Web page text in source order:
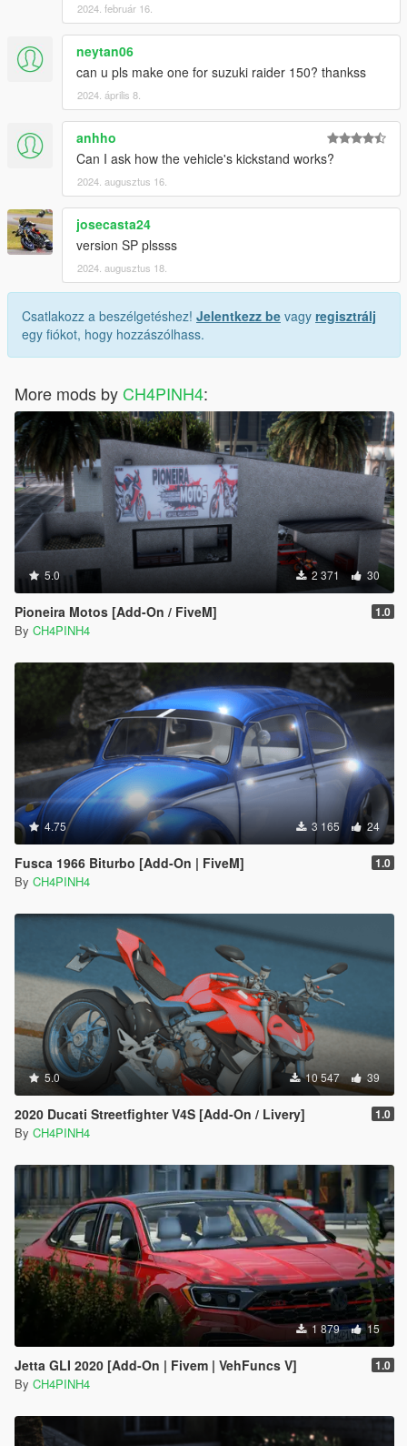
2024. február 16.
neytan06
can u pls make one for suzuki raider 150? thankss
2024. április 8.
anhho
Can I ask how the vehicle's kickstand works?
2024. augusztus 16.
josecasta24
version SP plssss
2024. augusztus 18.
Csatlakozz a beszélgetéshez! Jelentkezz be vagy regisztrálj
egy fiókot, hogy hozzászólhass.
More mods by CH4PINH4:
5.0 2 371 30
Pioneira Motos [Add-On / FiveM] 1.0
By CH4PINH4
4.75 3 165 24
Fusca 1966 Biturbo [Add-On | FiveM] 1.0
By CH4PINH4
5.0 10 547 39
2020 Ducati Streetfighter V4S [Add-On / Livery] 1.0
By CH4PINH4
1 879 15
Jetta GLI 2020 [Add-On | Fivem | VehFuncs V] 1.0
By CH4PINH4